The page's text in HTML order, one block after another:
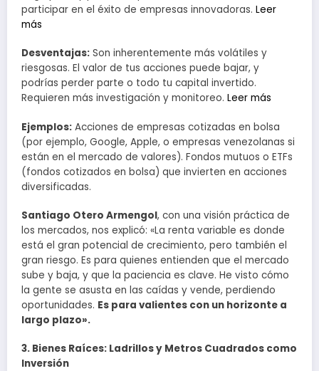
participar en el éxito de empresas innovadoras. Leer
más
Desventajas: Son inherentemente más volátiles y
riesgosas. El valor de tus acciones puede bajar, y
podrías perder parte o todo tu capital invertido.
Requieren más investigación y monitoreo. Leer más
Ejemplos: Acciones de empresas cotizadas en bolsa
(por ejemplo, Google, Apple, o empresas venezolanas si
están en el mercado de valores). Fondos mutuos o ETFs
(fondos cotizados en bolsa) que invierten en acciones
diversificadas.
Santiago Otero Armengol, con una visión práctica de
los mercados, nos explicó: «La renta variable es donde
está el gran potencial de crecimiento, pero también el
gran riesgo. Es para quienes entienden que el mercado
sube y baja, y que la paciencia es clave. He visto cómo
la gente se asusta en las caídas y vende, perdiendo
oportunidades. Es para valientes con un horizonte a
largo plazo».
3. Bienes Raíces: Ladrillos y Metros Cuadrados como
Inversión